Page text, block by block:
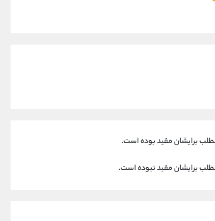
برایشان مفید بوده است.
برایشان مفید نبوده است.